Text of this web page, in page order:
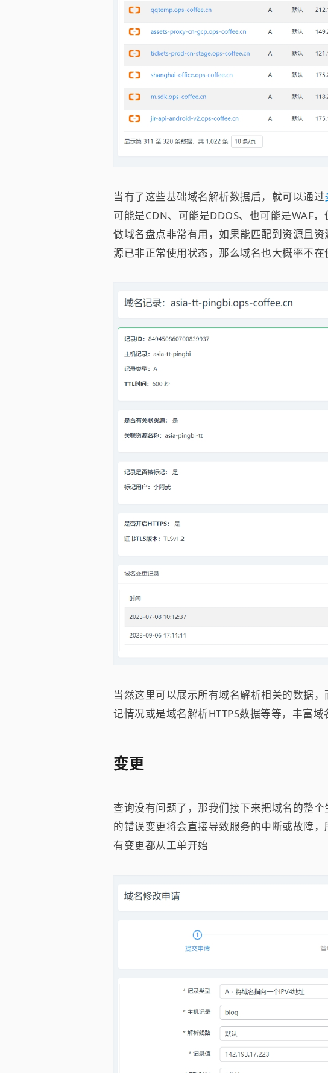
当有了这些基础域名解析数据后，就可以通过
可能是CDN、可能是DDOS、也可能是WAF
做域名盘点非常有用，如果能匹配到资源且
源已非正常使用状态，那么域名也大概率不在
当然这里可以展示所有域名解析相关的数据
记情况或是域名解析HTTPS数据等等，丰富
变更
查询没有问题了，那我们接下来把域名的整
的错误变更将会直接导致服务的中断或故障
有变更都从工单开始